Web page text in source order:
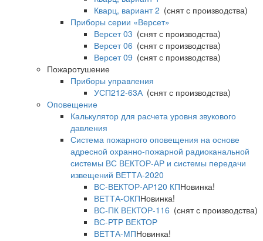
Кварц, вариант 2 (снят с производства)
Приборы серии «Версет»
Версет 03 (снят с производства)
Версет 06 (снят с производства)
Версет 09 (снят с производства)
Пожаротушение
Приборы управления
УСП212-63А(снят с производства)
Оповещение
Калькулятор для расчета уровня звукового
давления
Система пожарного оповещения на основе
адресной охранно-пожарной радиоканальной
системы ВС ВЕКТОР-АР и системы передачи
извещений ВЕТТА-2020
ВС-ВЕКТОР-АР120 КПНовинка!
ВЕТТА-ОКПНовинка!
ВС-ПК ВЕКТОР-116 (снят с производства)
ВС-РТР ВЕКТОР
ВЕТТА-МПНовинка!